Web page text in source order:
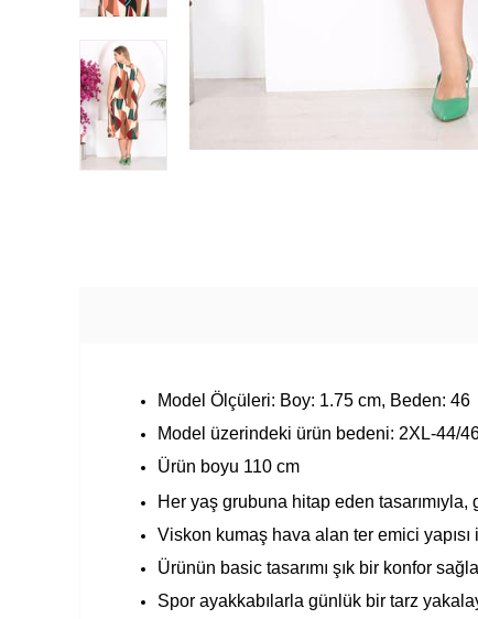
Model Ölçüleri: Boy: 1.75 cm, Beden: 46
Model üzerindeki ürün bedeni: 2XL-44/
Ürün boyu 110 cm
Her yaş grubuna hitap eden
Viskon kumaş hava alan ter emici
Ürünün basic tasarımı şık bir konfor
Spor ayakkabılarla günlük bir tarz